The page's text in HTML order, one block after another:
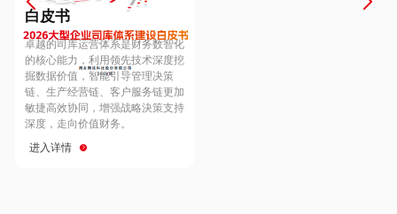
Hungary
Hong Kong
白皮书
卓越的司库运营体系是财务数智化
的核心能力，利用领先技术深度挖
掘数据价值，智能引导管理决策
链、生产经营链、客户服务链更加
敏捷高效协同，增强战略決策支持
深度，走向价值财务。
进入详情